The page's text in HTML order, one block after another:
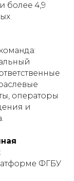
более 4,9
операторы
и
ФГБУ